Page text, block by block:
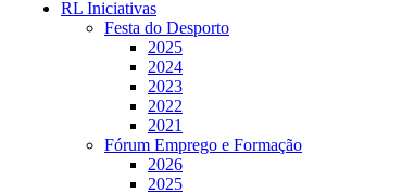
RL Iniciativas
Festa do Desporto
2025
2024
2023
2022
2021
Fórum Emprego e Formação
2026
2025